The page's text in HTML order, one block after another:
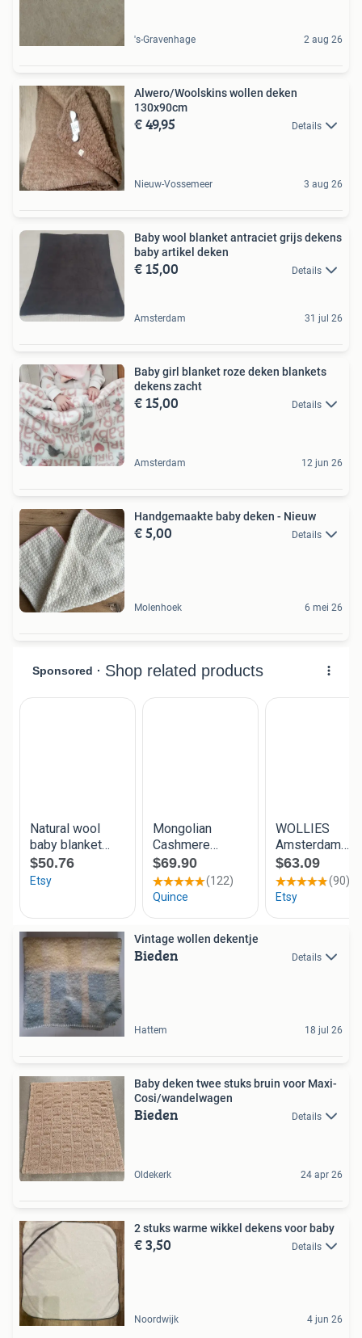
's-Gravenhage 2 aug 26
Alwero/Woolskins wollen deken
130x90cm
€ 49,95 Details
Nieuw-Vossemeer 3 aug 26
Baby wool blanket antraciet grijs dekens
baby artikel deken
€ 15,00 Details
Amsterdam 31 jul 26
Baby girl blanket roze deken blankets
dekens zacht
€ 15,00 Details
Amsterdam 12 jun 26
Handgemaakte baby deken - Nieuw
€ 5,00 Details
Molenhoek 6 mei 26
Vintage wollen dekentje
Bieden Details
Hattem 18 jul 26
Baby deken twee stuks bruin voor Maxi-
Cosi/wandelwagen
Bieden Details
Oldekerk 24 apr 26
2 stuks warme wikkel dekens voor baby
€ 3,50 Details
Noordwijk 4 jun 26